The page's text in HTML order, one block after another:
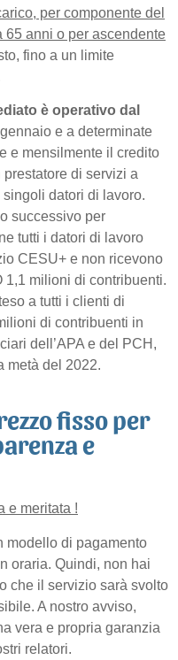
fisso per
e
e meritata !
modello di pagamento
oraria. Quindi, non hai
che il servizio sarà svolto
A nostro avviso,
vera e propria garanzia
relatori.
per componente del
65 anni o per ascendente
fino a un limite
è operativo dal
e a determinate
e mensilmente il credito
prestatore di servizi a
datori di lavoro.
successivo per
tutti i datori di lavoro
CESU+ e non ricevono
1,1 milioni di contribuenti.
a tutti i clienti di
di contribuenti in
dell’APA e del PCH,
metà del 2022.